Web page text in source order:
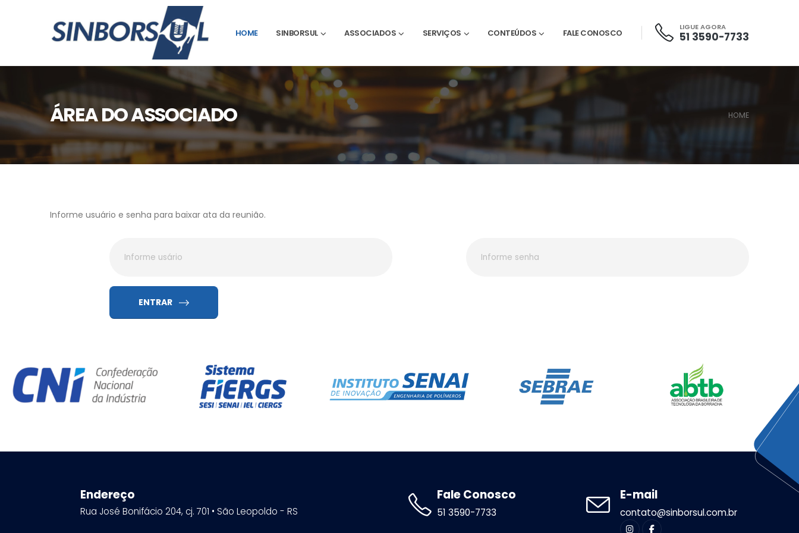
HOME SINBORSUL ASSOCIADOS SERVIÇOS CONTEÚDOS FALE CONOSCO
LIGUE AGORA
51 3590-7733
ÁREA DO ASSOCIADO HOME
Informe usuário e senha para baixar ata da reunião.
ENTRAR
Endereço
Rua José Bonifácio 204, cj. 701 • São Leopoldo - RS
Fale Conosco
51 3590-7733
E-mail
contato@sinborsul.com.br